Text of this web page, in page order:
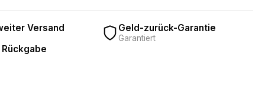
Versand Geld-zurück-Garantie
Garantiert